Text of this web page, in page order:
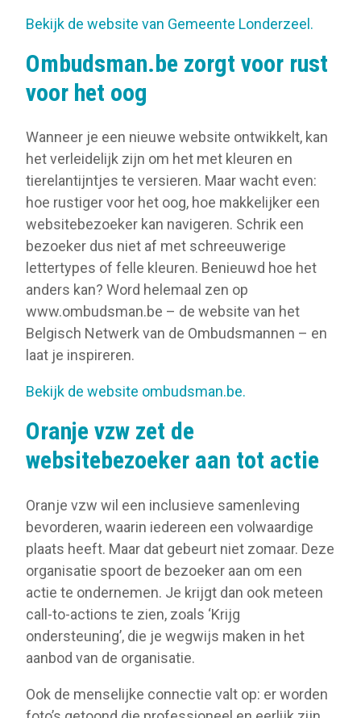
Bekijk de website van Gemeente Londerzeel.
Ombudsman.be zorgt voor rust
voor het oog
Wanneer je een nieuwe website ontwikkelt, kan
het verleidelijk zijn om het met kleuren en
tierelantijntjes te versieren. Maar wacht even:
hoe rustiger voor het oog, hoe makkelijker een
websitebezoeker kan navigeren. Schrik een
bezoeker dus niet af met schreeuwerige
lettertypes of felle kleuren. Benieuwd hoe het
anders kan? Word helemaal zen op
www.ombudsman.be – de website van het
Belgisch Netwerk van de Ombudsmannen – en
laat je inspireren.
Bekijk de website ombudsman.be.
Oranje vzw zet de
websitebezoeker aan tot actie
Oranje vzw wil een inclusieve samenleving
bevorderen, waarin iedereen een volwaardige
plaats heeft. Maar dat gebeurt niet zomaar. Deze
organisatie spoort de bezoeker aan om een
actie te ondernemen. Je krijgt dan ook meteen
call-to-actions te zien, zoals ‘Krijg
ondersteuning’, die je wegwijs maken in het
aanbod van de organisatie.
Ook de menselijke connectie valt op: er worden